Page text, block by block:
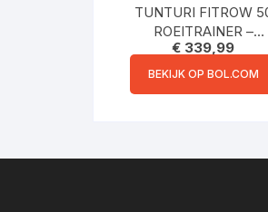
TUNTURI FITROW
ROEITRAINER –
ROEIMACHINE
INKLAPBAAR
€ 339,99
BEKIJK OP BOL.COM